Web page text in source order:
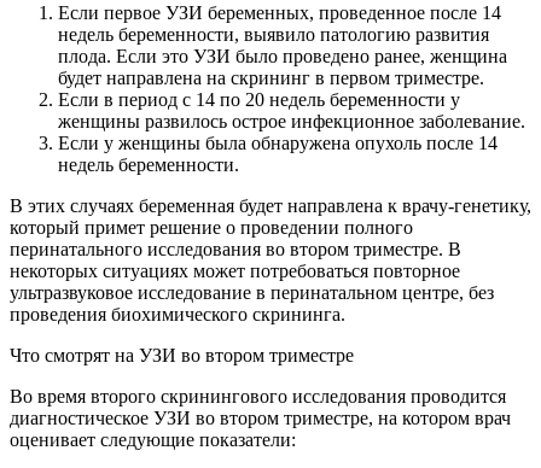
Если первое УЗИ беременных, проведенное после 14
недель беременности, выявило патологию развития
плода. Если это УЗИ было проведено ранее, женщина
будет направлена на скрининг в первом триместре.
Если в период с 14 по 20 недель беременности у
женщины развилось острое инфекционное заболевание.
Если у женщины была обнаружена опухоль после 14
недель беременности.
В этих случаях беременная будет направлена к врачу-генетику,
который примет решение о проведении полного
перинатального исследования во втором триместре. В
некоторых ситуациях может потребоваться повторное
ультразвуковое исследование в перинатальном центре, без
проведения биохимического скрининга.
Что смотрят на УЗИ во втором триместре
Во время второго скринингового исследования проводится
диагностическое УЗИ во втором триместре, на котором врач
оценивает следующие показатели: